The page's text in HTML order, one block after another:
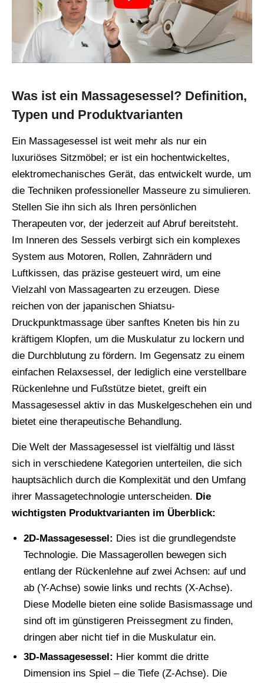
Was ist ein Massagesessel? Definition,
Typen und Produktvarianten
Ein Massagesessel ist weit mehr als nur ein
luxuriöses Sitzmöbel; er ist ein hochentwickeltes,
elektromechanisches Gerät, das entwickelt wurde, um
die Techniken professioneller Masseure zu simulieren.
Stellen Sie ihn sich als Ihren persönlichen
Therapeuten vor, der jederzeit auf Abruf bereitsteht.
Im Inneren des Sessels verbirgt sich ein komplexes
System aus Motoren, Rollen, Zahnrädern und
Luftkissen, das präzise gesteuert wird, um eine
Vielzahl von Massagearten zu erzeugen. Diese
reichen von der japanischen Shiatsu-
Druckpunktmassage über sanftes Kneten bis hin zu
kräftigem Klopfen, um die Muskulatur zu lockern und
die Durchblutung zu fördern. Im Gegensatz zu einem
einfachen Relaxsessel, der lediglich eine verstellbare
Rückenlehne und Fußstütze bietet, greift ein
Massagesessel aktiv in das Muskelgeschehen ein und
bietet eine therapeutische Behandlung.
Die Welt der Massagesessel ist vielfältig und lässt
sich in verschiedene Kategorien unterteilen, die sich
hauptsächlich durch die Komplexität und den Umfang
ihrer Massagetechnologie unterscheiden. Die
wichtigsten Produktvarianten im Überblick:
2D-Massagesessel: Dies ist die grundlegendste
Technologie. Die Massagerollen bewegen sich
entlang der Rückenlehne auf zwei Achsen: auf und
ab (Y-Achse) sowie links und rechts (X-Achse).
Diese Modelle bieten eine solide Basismassage und
sind oft im günstigeren Preissegment zu finden,
dringen aber nicht tief in die Muskulatur ein.
3D-Massagesessel: Hier kommt die dritte
Dimension ins Spiel – die Tiefe (Z-Achse). Die